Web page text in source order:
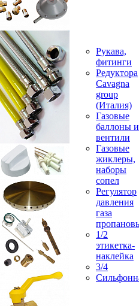
Рукава,
фитинги
Редуктора
Cavagna
group
(Италия)
Газовые
баллоны и
вентили
Газовые
жиклеры,
наборы
сопел
Регулятор
давления
газа
1/2
этикетка-
наклейка
3/4